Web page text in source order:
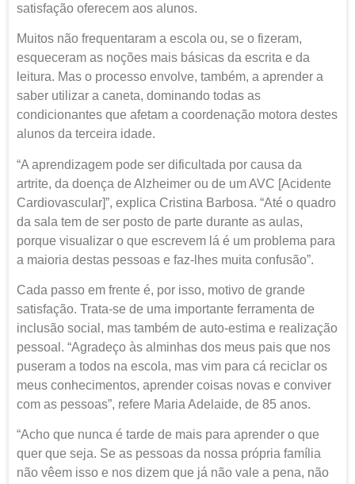
satisfação oferecem aos alunos.
Muitos não frequentaram a escola ou, se o fizeram,
esqueceram as noções mais básicas da escrita e da
leitura. Mas o processo envolve, também, a aprender a
saber utilizar a caneta, dominando todas as
condicionantes que afetam a coordenação motora destes
alunos da terceira idade.
“A aprendizagem pode ser dificultada por causa da
artrite, da doença de Alzheimer ou de um AVC [Acidente
Cardiovascular]”, explica Cristina Barbosa. “Até o quadro
da sala tem de ser posto de parte durante as aulas,
porque visualizar o que escrevem lá é um problema para
a maioria destas pessoas e faz-lhes muita confusão”.
Cada passo em frente é, por isso, motivo de grande
satisfação. Trata-se de uma importante ferramenta de
inclusão social, mas também de auto-estima e realização
pessoal. “Agradeço às alminhas dos meus pais que nos
puseram a todos na escola, mas vim para cá reciclar os
meus conhecimentos, aprender coisas novas e conviver
com as pessoas”, refere Maria Adelaide, de 85 anos.
“Acho que nunca é tarde de mais para aprender o que
quer que seja. Se as pessoas da nossa própria família
não vêem isso e nos dizem que já não vale a pena, não